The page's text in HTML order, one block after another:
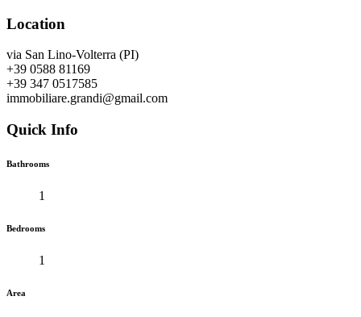
Location
via San Lino-Volterra (PI)
+39 0588 81169
+39 347 0517585
immobiliare.grandi@gmail.com
Quick Info
Bathrooms
1
Bedrooms
1
Area